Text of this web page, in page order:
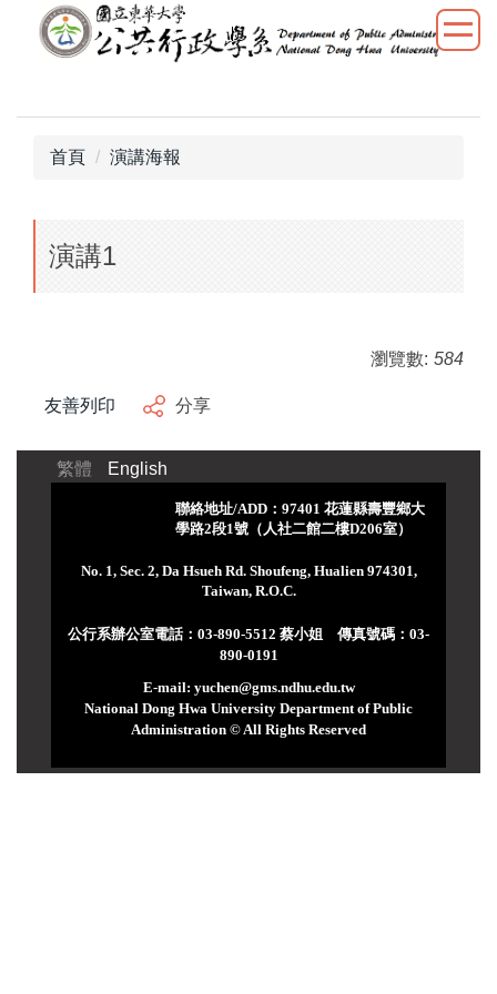
內
首頁 演講海報
演講1
瀏覽數: 584
友善列印 分享
繁體 English
聯絡地址/ADD：97401 花蓮縣壽豐鄉大
學路2段1號（人社二館二樓D206室）
No. 1, Sec. 2, Da Hsueh Rd. Shoufeng, Hualien 974301,
Taiwan, R.O.C.
公行系辦公室電話：03-890-5512 蔡小姐 傳真號碼：03-
890-0191
E-mail: yuchen@gms.ndhu.edu.tw
National Dong Hwa University Department of Public
Administration © All Rights Reserved